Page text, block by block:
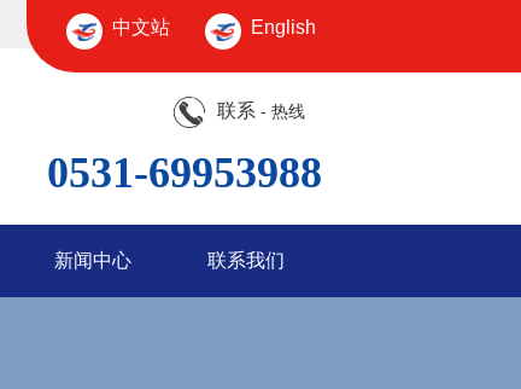
中文站 English
联系 - 热线
0531-69953988
新闻中心 联系我们